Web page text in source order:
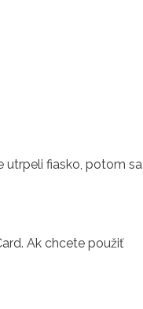
utrpeli fiasko, potom sa
Ak chcete použiť